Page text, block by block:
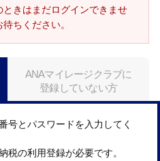
きはまだログインできませ
ちください。
ANAマイレージクラブに
登録していない方
号とパスワードを入力してく
税の利用登録が必要です。